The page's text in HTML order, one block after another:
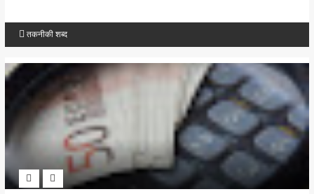
तकनीकी शब्द